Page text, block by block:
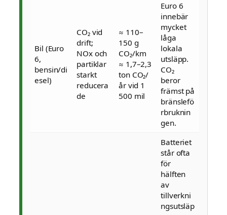
Bil (Euro
6,
bensin/di
esel)
CO₂ vid
drift;
NOx och
partiklar
starkt
reducera
de
≈ 110–
150 g
CO₂/km
≈ 1,7–2,3
ton CO₂/
år vid 1
500 mil
Euro 6
innebär
mycket
låga
lokala
utsläpp.
CO₂
beror
främst på
bränslefö
rbruknin
gen.
Batteriet
står ofta
för
hälften
av
tillverkni
ngsutsläp